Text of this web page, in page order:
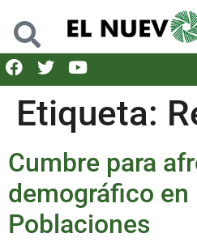
Etiqueta:
Cumbre para
demográfico en
Poblaciones